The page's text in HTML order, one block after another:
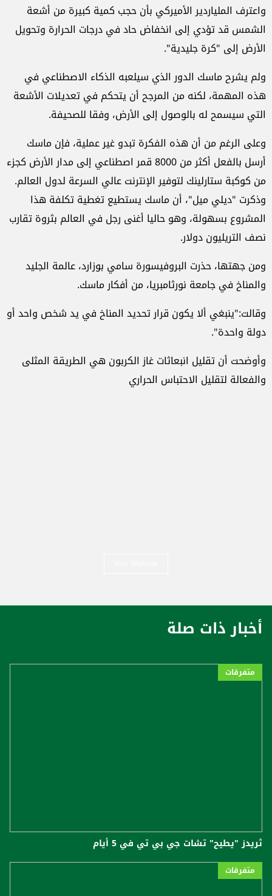
واعترف الملياردير الأميركي بأن حجب كمية كبيرة من أشعة
الشمس قد تؤدي إلى انخفاض حاد في درجات الحرارة وتحويل
الأرض إلى "كرة جليدية".
ولم يشرح ماسك الدور الذي سيلعبه الذكاء الاصطناعي في
هذه المهمة، لكنه من المرجح أن يتحكم في تعديلات الأشعة
التي سيسمح له بالوصول إلى الأرض، وفقا للصحيفة.
وعلى الرغم من أن هذه الفكرة تبدو غير عملية، فإن ماسك
أرسل بالفعل أكثر من 8000 قمر اصطناعي إلى مدار الأرض كجزء
من كوكبة ستارلينك لتوفير الإنترنت عالي السرعة لدول العالم.
وذكرت "ديلي ميل"، أن ماسك يستطيع تغطية تكلفة هذا
المشروع بسهولة، وهو حاليا أغنى رجل في العالم بثروة تقارب
نصف التريليون دولار.
ومن جهتها، حذرت البروفيسورة سامي بوزارد، عالمة الجليد
والمناخ في جامعة نورثامبريا، من أفكار ماسك.
وقالت:"ينبغي ألا يكون قرار تحديد المناخ في يد شخص واحد أو
دولة واحدة".
وأوضحت أن تقليل انبعاثات غاز الكربون هي الطريقة المثلى
والفعالة لتقليل الاحتباس الحراري
أخبار ذات صلة
متفرقات
ثريدز "يطيح" تشات جي بي تي في 5 أيام
متفرقات